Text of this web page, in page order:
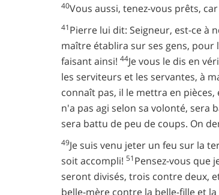
40Vous aussi, tenez-vous prêts,
41Pierre lui dit: Seigneur, est-ce à
maître établira sur ses gens,
faisant ainsi! 44Je vous le dis en
les serviteurs et les servantes, à
connaît pas, il le mettra en
n'a pas agi selon sa volonté, sera
sera battu de peu de coups. On
49Je suis venu jeter un feu sur la
soit accompli! 51Pensez-vous que
seront divisés, trois contre deux,
belle-mère contre la belle-fille et